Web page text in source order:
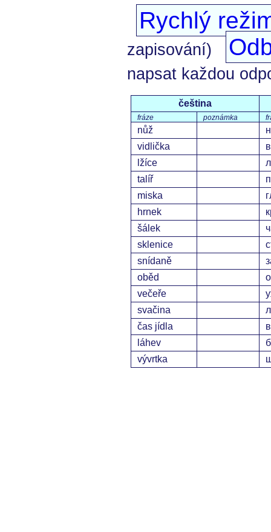
Rychlý
zapisování)
napsat každou
čeština
fráze poznámka
nůž
vidlička
lžíce
talíř
miska
hrnek
šálek
sklenice
snídaně
oběd
večeře
svačina
čas jídla
láhev
vývrtka